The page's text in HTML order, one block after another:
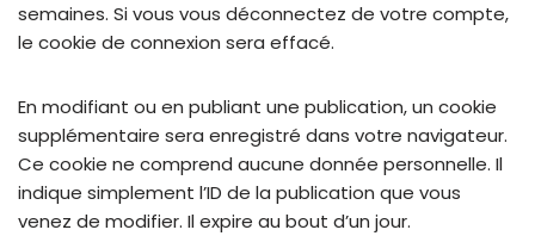
semaines. Si vous vous déconnectez de votre compte,
le cookie de connexion sera effacé.
En modifiant ou en publiant une publication, un cookie
supplémentaire sera enregistré dans votre navigateur.
Ce cookie ne comprend aucune donnée personnelle. Il
indique simplement l’ID de la publication que vous
venez de modifier. Il expire au bout d’un jour.